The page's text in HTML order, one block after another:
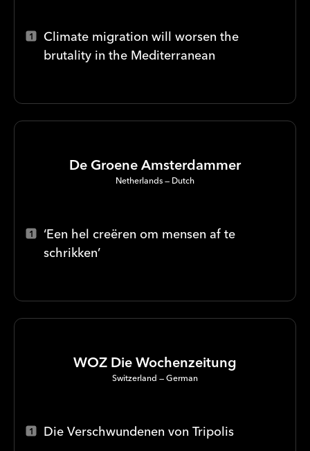
Climate migration will worsen the
brutality in the Mediterranean
De Groene Amsterdammer
Netherlands Dutch
‘Een hel creëren om mensen af te
schrikken’
WOZ Die Wochenzeitung
Switzerland German
Die Verschwundenen von Tripolis